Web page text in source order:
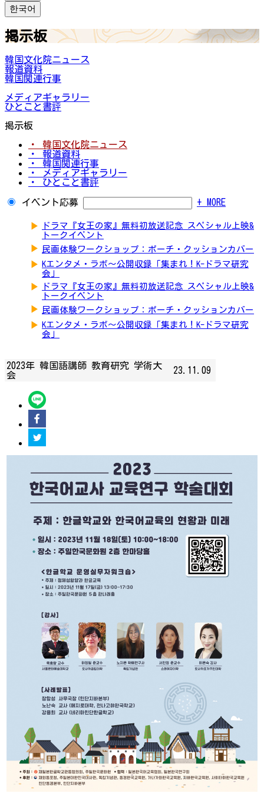
한국어
掲示板
韓国文化院ニュース
報道資料
韓国関連行事
メディアギャラリー
ひとこと書評
掲示板
・ 韓国文化院ニュース
・ 報道資料
・ 韓国関連行事
・ メディアギャラリー
・ ひとこと書評
イベント応募 + MORE
▶
ドラマ『女王の家』無料初放送記念 スペシャル上映&
トークイベント
▶ 民画体験ワークショップ：ポーチ・クッションカバー
▶ Kエンタメ・ラボ～公開収録「集まれ！K-ドラマ研究
会」
▶
ドラマ『女王の家』無料初放送記念 スペシャル上映&
トークイベント
▶ 民画体験ワークショップ：ポーチ・クッションカバー
▶ Kエンタメ・ラボ～公開収録「集まれ！K-ドラマ研究
会」
2023年 韓国語講師 教育研究 学術大
会
23.11.09